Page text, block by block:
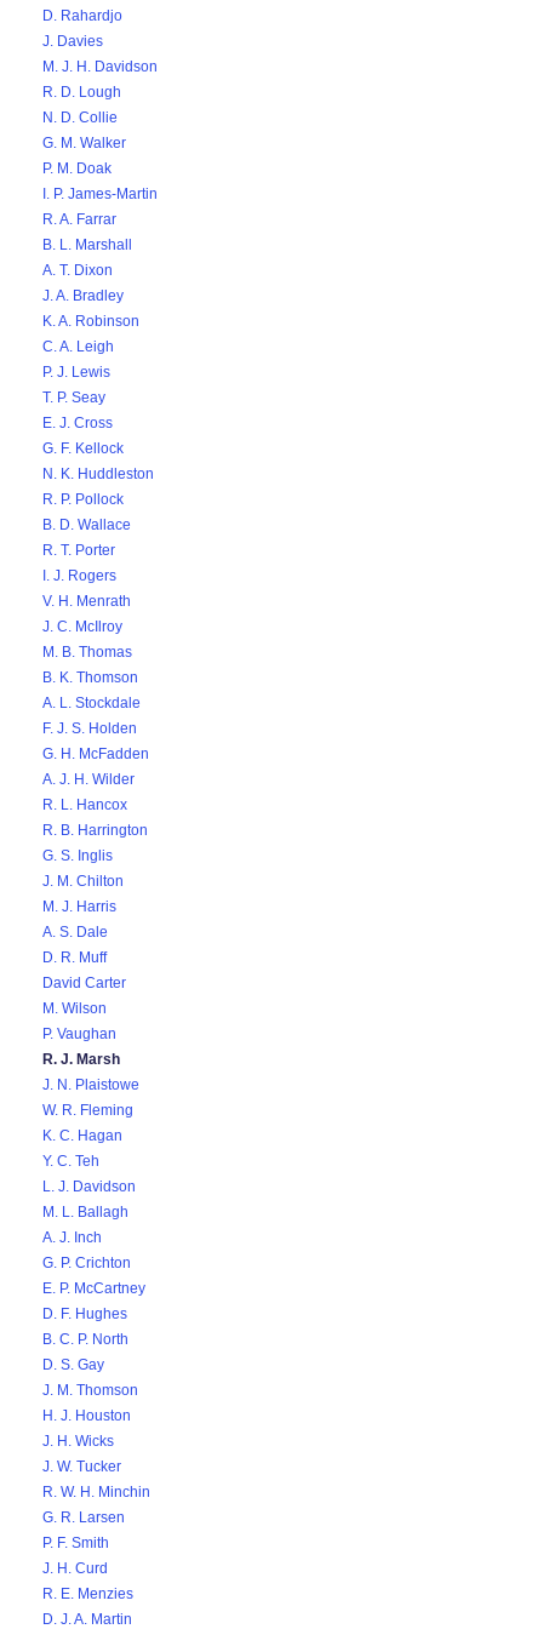
D. Rahardjo
J. Davies
M. J. H. Davidson
R. D. Lough
N. D. Collie
G. M. Walker
P. M. Doak
I. P. James-Martin
R. A. Farrar
B. L. Marshall
A. T. Dixon
J. A. Bradley
K. A. Robinson
C. A. Leigh
P. J. Lewis
T. P. Seay
E. J. Cross
G. F. Kellock
N. K. Huddleston
R. P. Pollock
B. D. Wallace
R. T. Porter
I. J. Rogers
V. H. Menrath
J. C. McIlroy
M. B. Thomas
B. K. Thomson
A. L. Stockdale
F. J. S. Holden
G. H. McFadden
A. J. H. Wilder
R. L. Hancox
R. B. Harrington
G. S. Inglis
J. M. Chilton
M. J. Harris
A. S. Dale
D. R. Muff
David Carter
M. Wilson
P. Vaughan
R. J. Marsh
J. N. Plaistowe
W. R. Fleming
K. C. Hagan
Y. C. Teh
L. J. Davidson
M. L. Ballagh
A. J. Inch
G. P. Crichton
E. P. McCartney
D. F. Hughes
B. C. P. North
D. S. Gay
J. M. Thomson
H. J. Houston
J. H. Wicks
J. W. Tucker
R. W. H. Minchin
G. R. Larsen
P. F. Smith
J. H. Curd
R. E. Menzies
D. J. A. Martin